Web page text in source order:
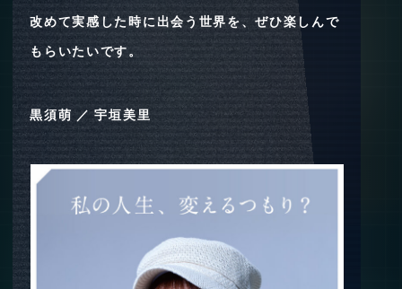
改めて実感した時に出会う世界を、ぜひ楽しんで
もらいたいです。
黒須萌 ／ 宇垣美里